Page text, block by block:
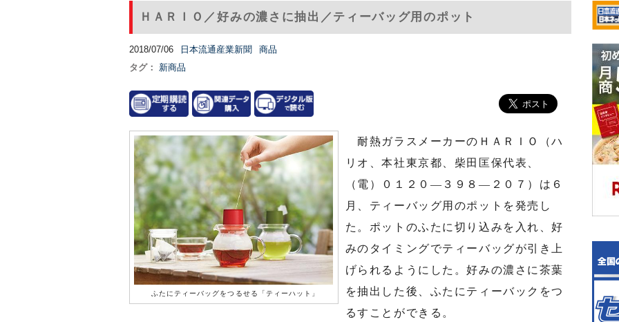
ＨＡＲＩＯ／好みの濃さに抽出／ティーバッグ用のポット
2018/07/06 日本流通産業新聞
商品
タグ：
新商品
ふたにティーバッグをつるせる「ティーハット」
耐熱ガラスメーカーのＨＡＲＩＯ（ハ
リオ、本社東京都、柴田匡保代表、
（電）０１２０—３９８—２０７）は６
月、ティーバッグ用のポットを発売し
た。ポットのふたに切り込みを入れ、好
みのタイミングでティーバッグが引き上
げられるようにした。好みの濃さに茶葉
を抽出した後、ふたにティーバックをつ
るすことができる。